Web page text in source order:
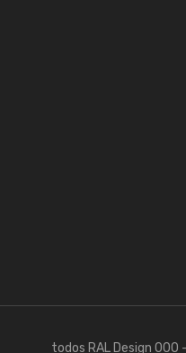
todos RAL Design 000